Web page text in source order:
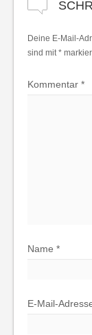
Deine E-Mail-
sind mit*
Kommentar *
Name *
E-Mail-